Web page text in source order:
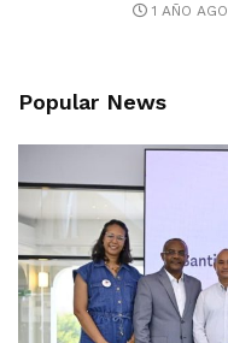
1 AÑO AGO
Popular News